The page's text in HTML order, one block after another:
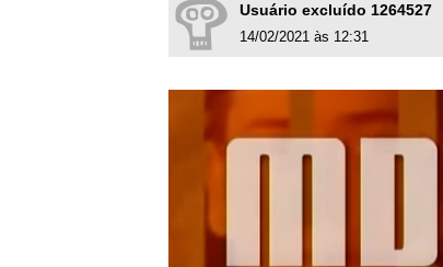
Usuário excluído 1264527
14/02/2021 às 12:31